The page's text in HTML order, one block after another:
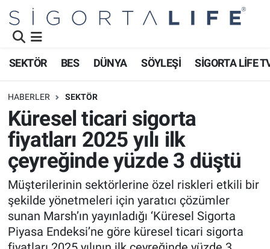
SEKTÖR BES DÜNYA SÖYLEŞİ SİGORTA LİFE
HABERLER SEKTÖR
Küresel ticari sigorta
fiyatları 2025 yılı ilk
çeyreğinde yüzde 3 düştü
Müşterilerinin sektörlerine özel riskleri etkili bir
şekilde yönetmeleri için yaratıcı çözümler
sunan Marsh’ın yayınladığı ‘Küresel Sigorta
Piyasa Endeksi’ne göre küresel ticari sigorta
Namaz Vakitleri
Trafik Durumu
Süper Lig Puan Durumu ve Fikstür
Tüm Manşetler
Son Dakika Haberleri